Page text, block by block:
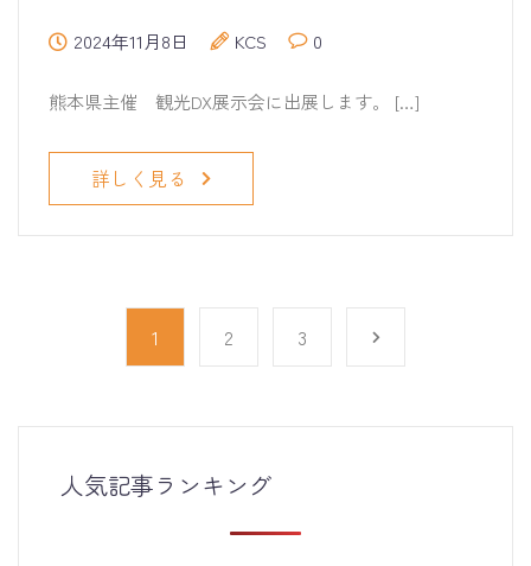
2024年11月8日 KCS 0
熊本県主催 観光DX展示会に出展します。 […]
詳しく見る
1 2 3
人気記事ランキング